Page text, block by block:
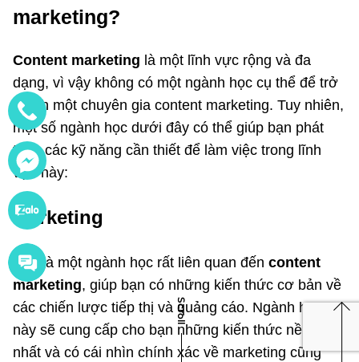
marketing?
Content marketing là một lĩnh vực rộng và đa
dạng, vì vậy không có một ngành học cụ thể để trở
thành một chuyên gia content marketing. Tuy nhiên,
một số ngành học dưới đây có thể giúp bạn phát
triển các kỹ năng cần thiết để làm việc trong lĩnh
vực này:
Marketing
Đây là một ngành học rất liên quan đến content
marketing, giúp bạn có những kiến thức cơ bản về
các chiến lược tiếp thị và quảng cáo. Ngành học
này sẽ cung cấp cho bạn những kiến thức nền tảng
nhất và có cái nhìn chính xác về marketing cũng
Scroll